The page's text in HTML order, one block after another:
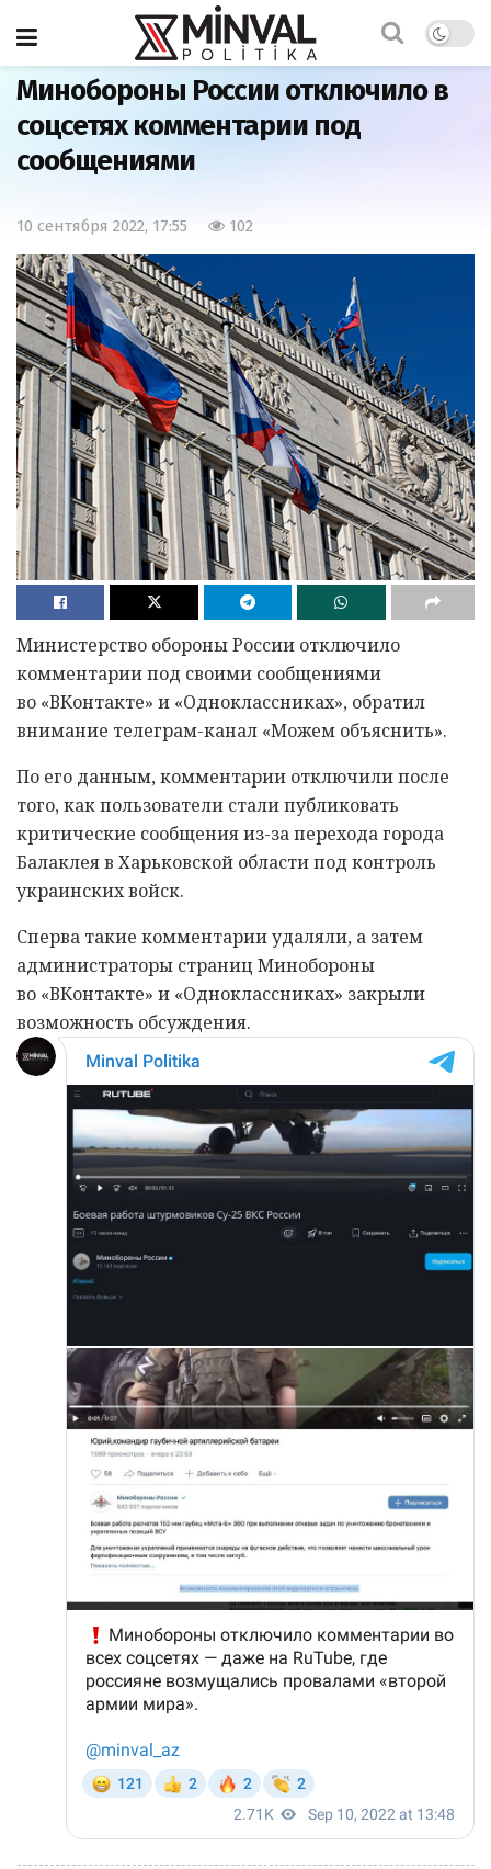
Главная Странности
Минобороны России отключило в
соцсетях комментарии под
сообщениями
10 сентября 2022, 17:55 102
Министерство обороны России отключило
комментарии под своими сообщениями
во «ВКонтакте» и «Одноклассниках», обратил
внимание телеграм-канал «Можем объяснить».
По его данным, комментарии отключили после
того, как пользователи стали публиковать
критические сообщения из-за перехода города
Балаклея в Харьковской области под контроль
украинских войск.
Сперва такие комментарии удаляли, а затем
администраторы страниц Минобороны
во «ВКонтакте» и «Одноклассниках» закрыли
возможность обсуждения.